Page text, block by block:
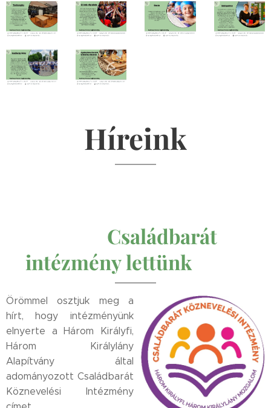
Híreink
Családbarát
intézmény lettünk
Örömmel osztjuk meg a
hírt, hogy intézményünk
elnyerte a Három Királyfi,
Három Királylány
Alapítvány által
adományozott Családbarát
Köznevelési Intézmény